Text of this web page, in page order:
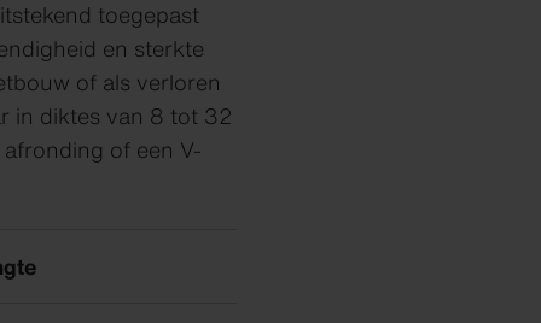
toegepast
en sterkte
of als verloren
in diktes van 8 tot 32
of een V-